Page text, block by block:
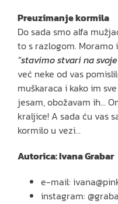
Preuzimanje kormila
Do sada smo alfa
to s razlogom.
“stavimo stvari na
već neke od vas
muškaraca i kako im
jesam, obožavam ih…
kraljice! A sada ću vas
kormilo u vezi…
Autorica: Ivana Grabar
e-mail:
instagram: